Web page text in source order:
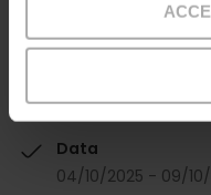
Informazioni
Data
04/10/2025 - 09/